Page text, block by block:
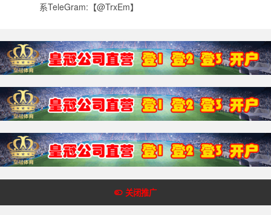
关闭推广
系TeleGram:【@TrxEm】
Copyright @2018-2022 皇冠体育网 版权所有